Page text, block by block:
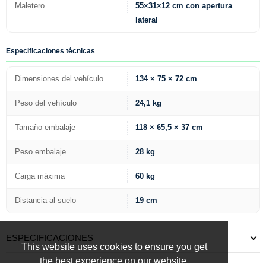
This website uses cookies to ensure you get
Maletero
55×31×12 cm con apertura
lateral
Especificaciones técnicas
Dimensiones del vehículo 134 × 75 × 72 cm
Peso del vehículo 24,1 kg
Tamaño embalaje 118 × 65,5 × 37 cm
Peso embalaje 28 kg
Carga máxima 60 kg
Distancia al suelo 19 cm
ESPECIFICACIONES